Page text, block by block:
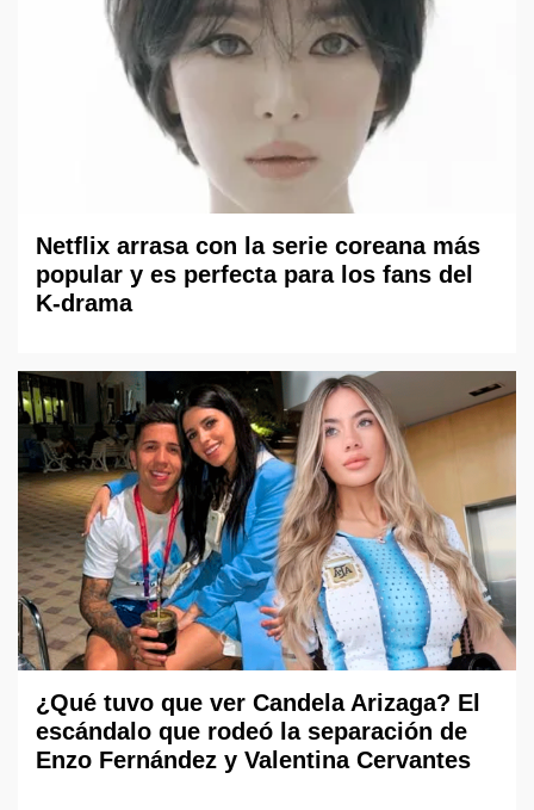
Netflix arrasa con la serie coreana más
popular y es perfecta para los fans del
K-drama
¿Qué tuvo que ver Candela Arizaga? El
escándalo que rodeó la separación de
Enzo Fernández y Valentina Cervantes